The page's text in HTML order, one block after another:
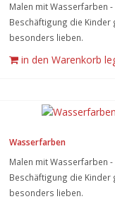
Malen mit Wasserfarben -
Beschäftigung die Kinder
besonders lieben.
in den Warenkorb
Wasserfarben
Malen mit Wasserfarben -
Beschäftigung die Kinder
besonders lieben.